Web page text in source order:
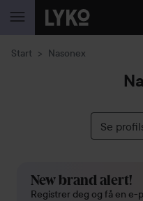
GÅ TIL INNHOLD
Start Nasonex
Se
New brand alert!
Registrer deg og få en e-